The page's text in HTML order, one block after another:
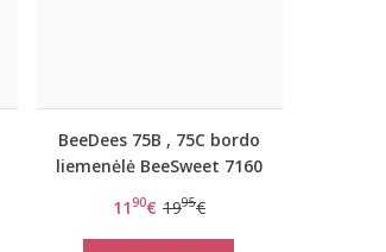
BeeDees 75B , 75C bordo
liemenėlė BeeSweet 7160
1190€ 1995€